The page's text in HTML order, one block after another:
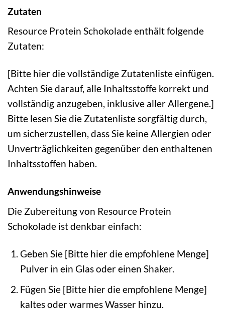
Zutaten
Resource Protein Schokolade enthält folgende
Zutaten:
[Bitte hier die vollständige Zutatenliste einfügen.
Achten Sie darauf, alle Inhaltsstoffe korrekt und
vollständig anzugeben, inklusive aller Allergene.]
Bitte lesen Sie die Zutatenliste sorgfältig durch,
um sicherzustellen, dass Sie keine Allergien oder
Unverträglichkeiten gegenüber den enthaltenen
Inhaltsstoffen haben.
Anwendungshinweise
Die Zubereitung von Resource Protein
Schokolade ist denkbar einfach:
Geben Sie [Bitte hier die empfohlene Menge]
Pulver in ein Glas oder einen Shaker.
Fügen Sie [Bitte hier die empfohlene Menge]
kaltes oder warmes Wasser hinzu.